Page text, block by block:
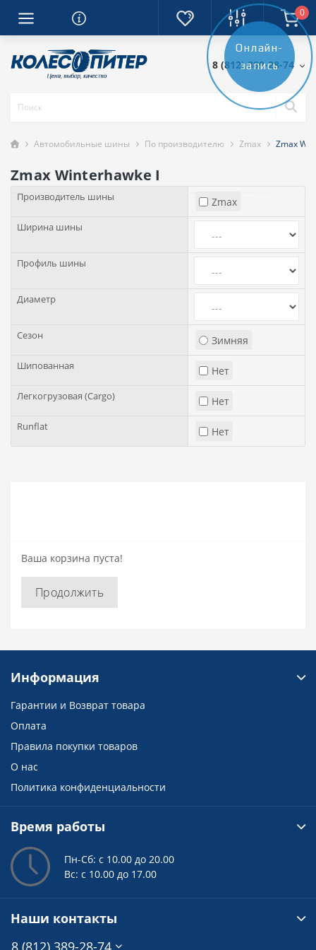
0
8 (812) 389-28-74
Автомобильные шины По производителю Zmax Zmax
Zmax Winterhawke I
Производитель шины Zmax
Ширина шины
Профиль шины
Диаметр
Сезон Зимняя
Шипованная Нет
Легкогрузовая (Cargo) Нет
Runflat Нет
Ваша корзина пуста!
Продолжить
Онлайн-
запись
Информация
Гарантии и Возврат товара
Оплата
Правила покупки товаров
О нас
Политика конфиденциальности
Время работы
Пн-Сб: с 10.00 до 20.00
Вс: с 10.00 до 17.00
Наши контакты
8 (812) 389-28-74